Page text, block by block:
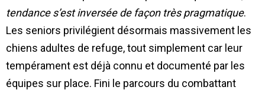
tendance s’est inversée de façon très pragmatique.
Les seniors privilégient désormais massivement les
chiens adultes de refuge, tout simplement car leur
tempérament est déjà connu et documenté par les
équipes sur place. Fini le parcours du combattant